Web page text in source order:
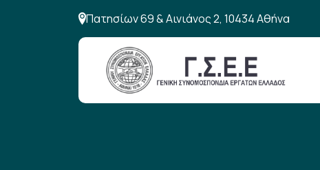
Πατησίων 69 & Αινιάνος 2, 10434 Αθήνα